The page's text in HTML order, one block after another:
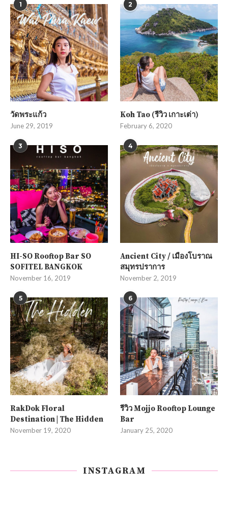
1
วัดพระแก้ว
June 29, 2019
2
Koh Tao (รีวิว เกาะเต่า)
February 6, 2020
3
HI-SO Rooftop Bar SO
SOFITEL BANGKOK
November 16, 2019
4
Ancient City / เมืองโบราณ
สมุทรปราการ
November 2, 2019
5
RakDok Floral
Destination | The Hidden
November 19, 2020
6
รีวิว Mojjo Rooftop Lounge
Bar
January 25, 2020
INSTAGRAM